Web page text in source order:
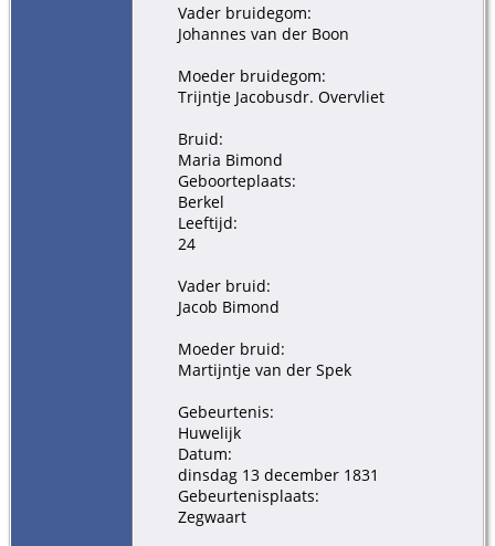
Vader bruidegom:
Johannes van der Boon
Moeder bruidegom:
Trijntje Jacobusdr. Overvliet
Bruid:
Maria Bimond
Geboorteplaats:
Berkel
Leeftijd:
24
Vader bruid:
Jacob Bimond
Moeder bruid:
Martijntje van der Spek
Gebeurtenis:
Huwelijk
Datum:
dinsdag 13 december 1831
Gebeurtenisplaats:
Zegwaart